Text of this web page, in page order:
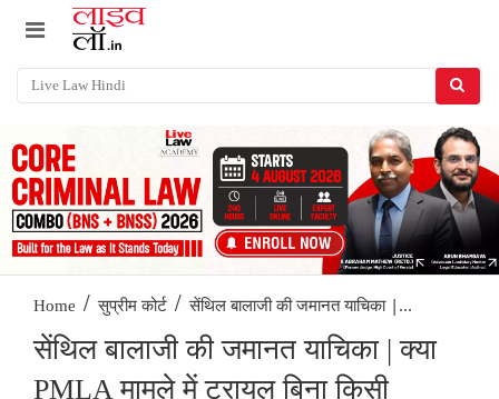
Home / सुप्रीम कोर्ट / सेंथिल बालाजी की जमानत याचिका |...
सेंथिल बालाजी की जमानत याचिका | क्या
PMLA मामले में ट्रायल बिना किसी